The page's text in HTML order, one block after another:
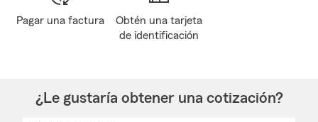
Pagar una factura
Obtén una tarjeta
de identificación
¿Le gustaría obtener una cotización?